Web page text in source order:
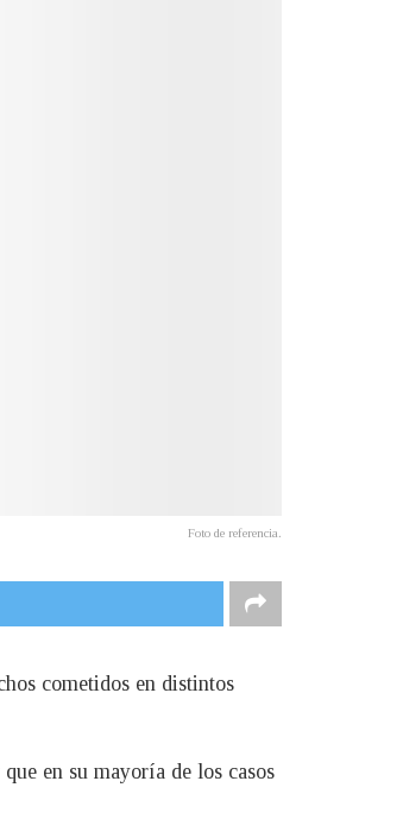
Foto de referencia.
cometidos en distintos
en su mayoría de los casos